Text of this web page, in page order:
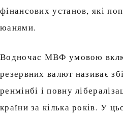
фінансових установ, які
юанями.
Водночас МВФ умовою
резервних валют називає
ренмінбі і повну
країни за кілька років. У